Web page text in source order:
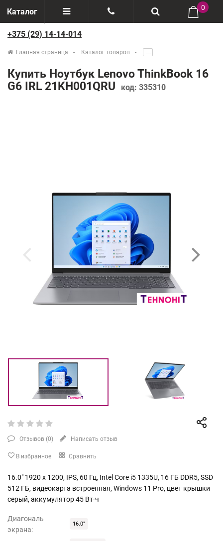
Каталог
Отзывы
Производители
+375(29) 888-44-44
0
+375 (29) 14-14-014
Главная страница Каталог товаров .....
Купить Ноутбук Lenovo ThinkBook 16
G6 IRL 21KH001QRU
код: 335310
Отзывов (0) Написать отзыв
В избранное Сравнить
16.0" 1920 x 1200, IPS, 60 Гц, Intel Core i5 1335U, 16 ГБ DDR5, SSD
512 ГБ, видеокарта встроенная, Windows 11 Pro, цвет крышки
серый, аккумулятор 45 Вт·ч
Диагональ
экрана:
16.0"